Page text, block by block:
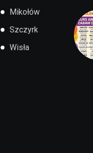
● Mikołów
● Szczyrk
● Wisła